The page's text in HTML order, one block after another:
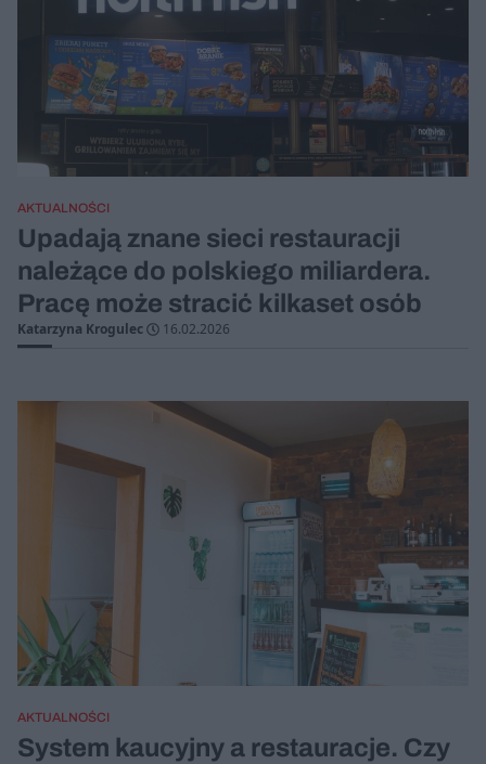
AKTUALNOŚCI
Upadają znane sieci restauracji
należące do polskiego miliardera.
Pracę może stracić kilkaset osób
Katarzyna Krogulec 16.02.2026
AKTUALNOŚCI
System kaucyjny a restauracje. Czy